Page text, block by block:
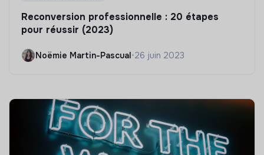
Reconversion professionnelle : 20 étapes
pour réussir (2023)
Noëmie Martin-Pascual•26 juin 2023